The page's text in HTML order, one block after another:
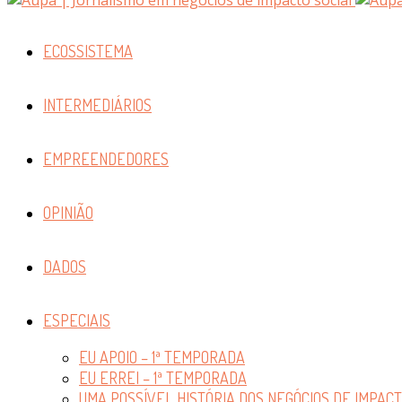
ECOSSISTEMA
INTERMEDIÁRIOS
EMPREENDEDORES
OPINIÃO
DADOS
ESPECIAIS
EU APOIO – 1ª TEMPORADA
EU ERREI – 1ª TEMPORADA